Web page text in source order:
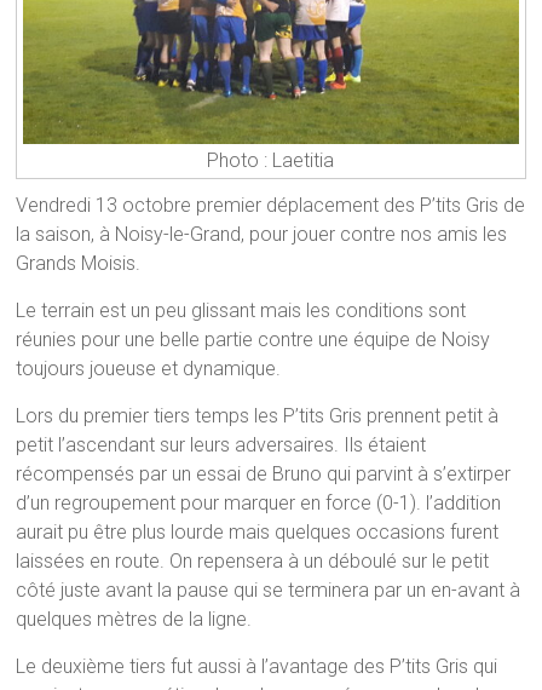
Photo : Laetitia
Vendredi 13 octobre premier déplacement des P’tits Gris de
la saison, à Noisy-le-Grand, pour jouer contre nos amis les
Grands Moisis.
Le terrain est un peu glissant mais les conditions sont
réunies pour une belle partie contre une équipe de Noisy
toujours joueuse et dynamique.
Lors du premier tiers temps les P’tits Gris prennent petit à
petit l’ascendant sur leurs adversaires. Ils étaient
récompensés par un essai de Bruno qui parvint à s’extirper
d’un regroupement pour marquer en force (0-1). l’addition
aurait pu être plus lourde mais quelques occasions furent
laissées en route. On repensera à un déboulé sur le petit
côté juste avant la pause qui se terminera par un en-avant à
quelques mètres de la ligne.
Le deuxième tiers fut aussi à l’avantage des P’tits Gris qui